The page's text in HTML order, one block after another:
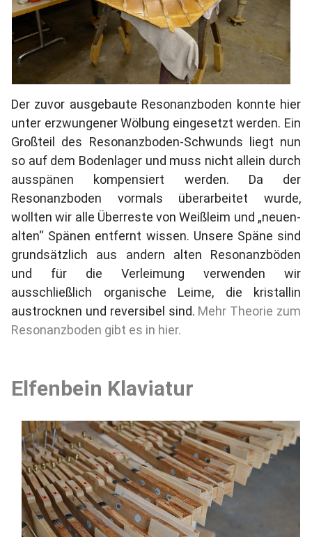
Der zuvor ausgebaute Resonanzboden konnte hier
unter erzwungener Wölbung eingesetzt werden. Ein
Großteil des Resonanzboden-Schwunds liegt nun
so auf dem Bodenlager und muss nicht allein durch
ausspänen kompensiert werden. Da der
Resonanzboden vormals überarbeitet wurde,
wollten wir alle Überreste von Weißleim und „neuen-
alten“ Spänen entfernt wissen. Unsere Späne sind
grundsätzlich aus andern alten Resonanzböden
und für die Verleimung verwenden wir
ausschließlich organische Leime, die kristallin
austrocknen und reversibel sind. Mehr Theorie zum
Resonanzboden gibt es in hier.
Elfenbein Klaviatur